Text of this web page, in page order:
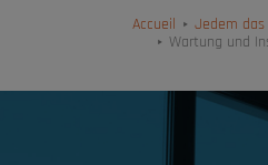
Accueil
Jedem das
Wartung und